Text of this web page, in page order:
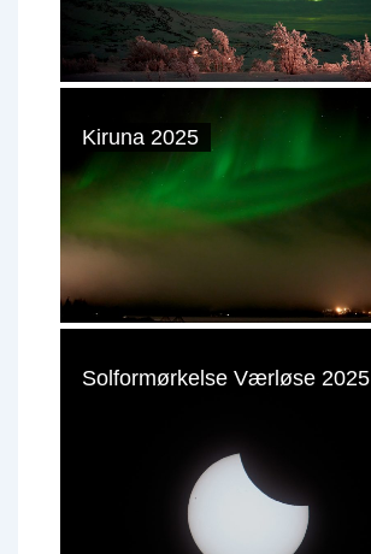
Kiruna 2025
Solformørkelse Værløse 2025